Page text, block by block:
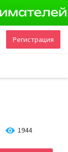
Регистрация
1944